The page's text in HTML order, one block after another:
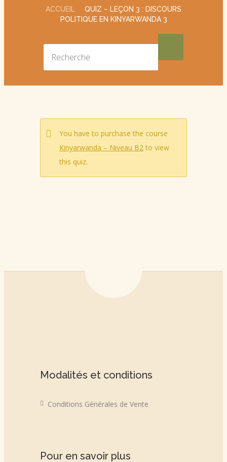
ACCUEIL
QUIZ – LEÇON 3 : DISCOURS
POLITIQUE EN KINYARWANDA 3
You have to purchase the course
Kinyarwanda – Niveau B2to view
this quiz.
Modalités et conditions
Conditions Générales de Vente
Pour en savoir plus